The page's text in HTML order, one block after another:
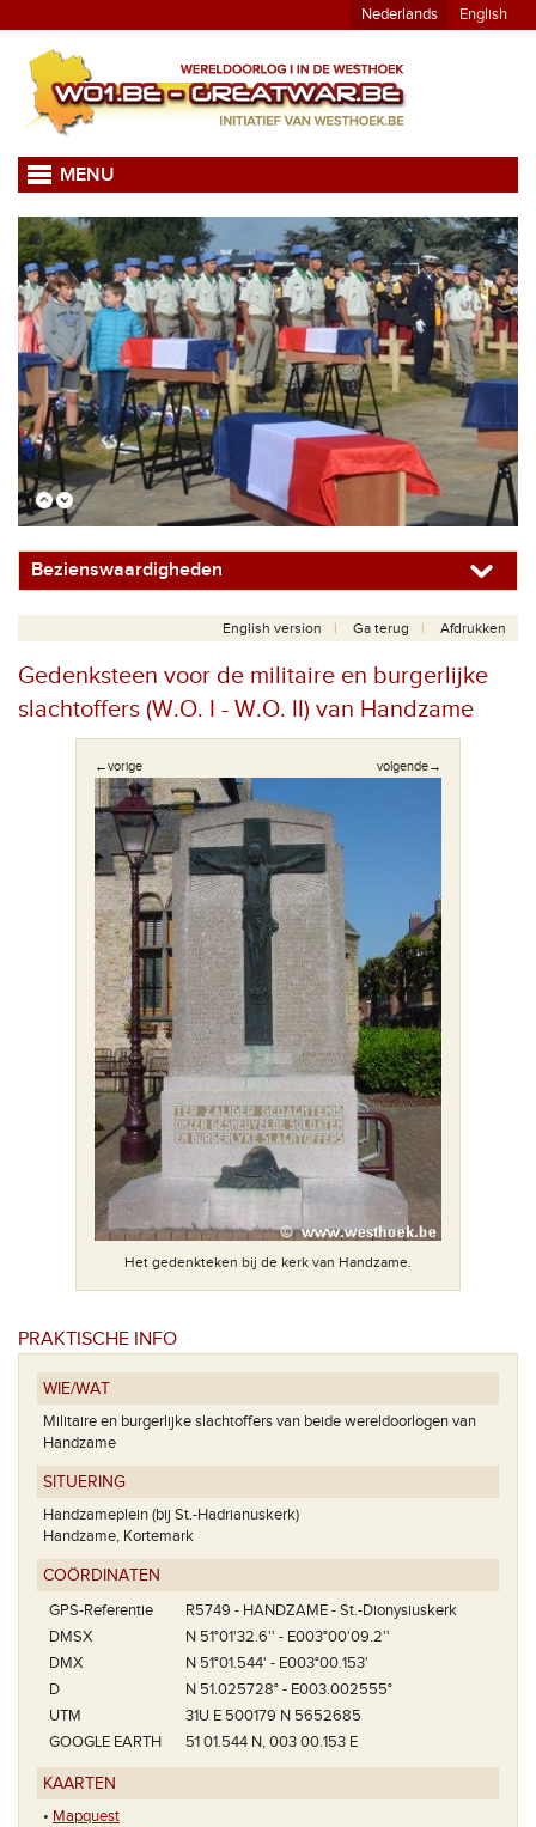
Nederlands English
MENU
Bezienswaardigheden
English version Ga terug Afdrukken
Gedenksteen voor de militaire en burgerlijke
slachtoffers (W.O. I - W.O. II) van Handzame
←vorige volgende→
Het gedenkteken bij de kerk van Handzame.
PRAKTISCHE INFO
WIE/WAT
Militaire en burgerlijke slachtoffers van beide wereldoorlogen van
Handzame
SITUERING
Handzameplein (bij St.-Hadrianuskerk)
Handzame, Kortemark
COÖRDINATEN
GPS-Referentie
R5749 - HANDZAME - St.-Dionysiuskerk
DMSX
N 51°01'32.6'' - E003°00'09.2''
DMX
N 51°01.544' - E003°00.153'
D
N 51.025728° - E003.002555°
UTM
31U E 500179 N 5652685
GOOGLE EARTH
51 01.544 N, 003 00.153 E
KAARTEN
• Mapquest